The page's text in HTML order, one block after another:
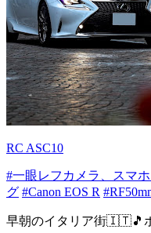
RC ASC10
#一眼レフカメラ、スマ
グ #Canon EOS R
早朝のイタリア街🇮🇹🎵